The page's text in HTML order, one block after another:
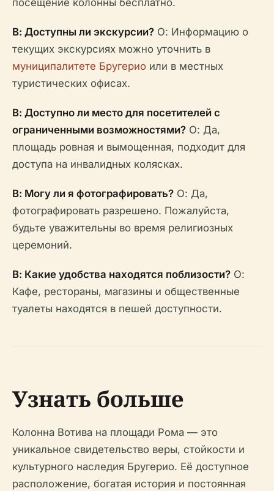
В: Доступны ли экскурсии? О: Информацию о
текущих экскурсиях можно уточнить в
муниципалитете Бругерио или в местных
туристических офисах.
В: Доступно ли место для посетителей с
ограниченными возможностями? О: Да,
площадь ровная и вымощенная, подходит для
доступа на инвалидных колясках.
В: Могу ли я фотографировать? О: Да,
фотографировать разрешено. Пожалуйста,
будьте уважительны во время религиозных
церемоний.
В: Какие удобства находятся поблизости? О:
Кафе, рестораны, магазины и общественные
туалеты находятся в пешей доступности.
Узнать больше
Колонна Вотива на площади Рома — это
уникальное свидетельство веры, стойкости и
культурного наследия Бругерио. Её доступное
расположение, богатая история и постоянная